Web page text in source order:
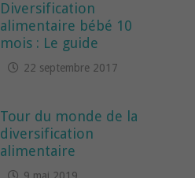
Diversification
alimentaire bébé 10
mois : Le guide
22 septembre 2017
Tour du monde de la
diversification
alimentaire